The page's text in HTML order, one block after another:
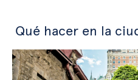
Qué hacer en la